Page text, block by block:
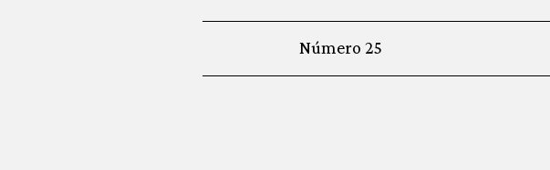
Número 25